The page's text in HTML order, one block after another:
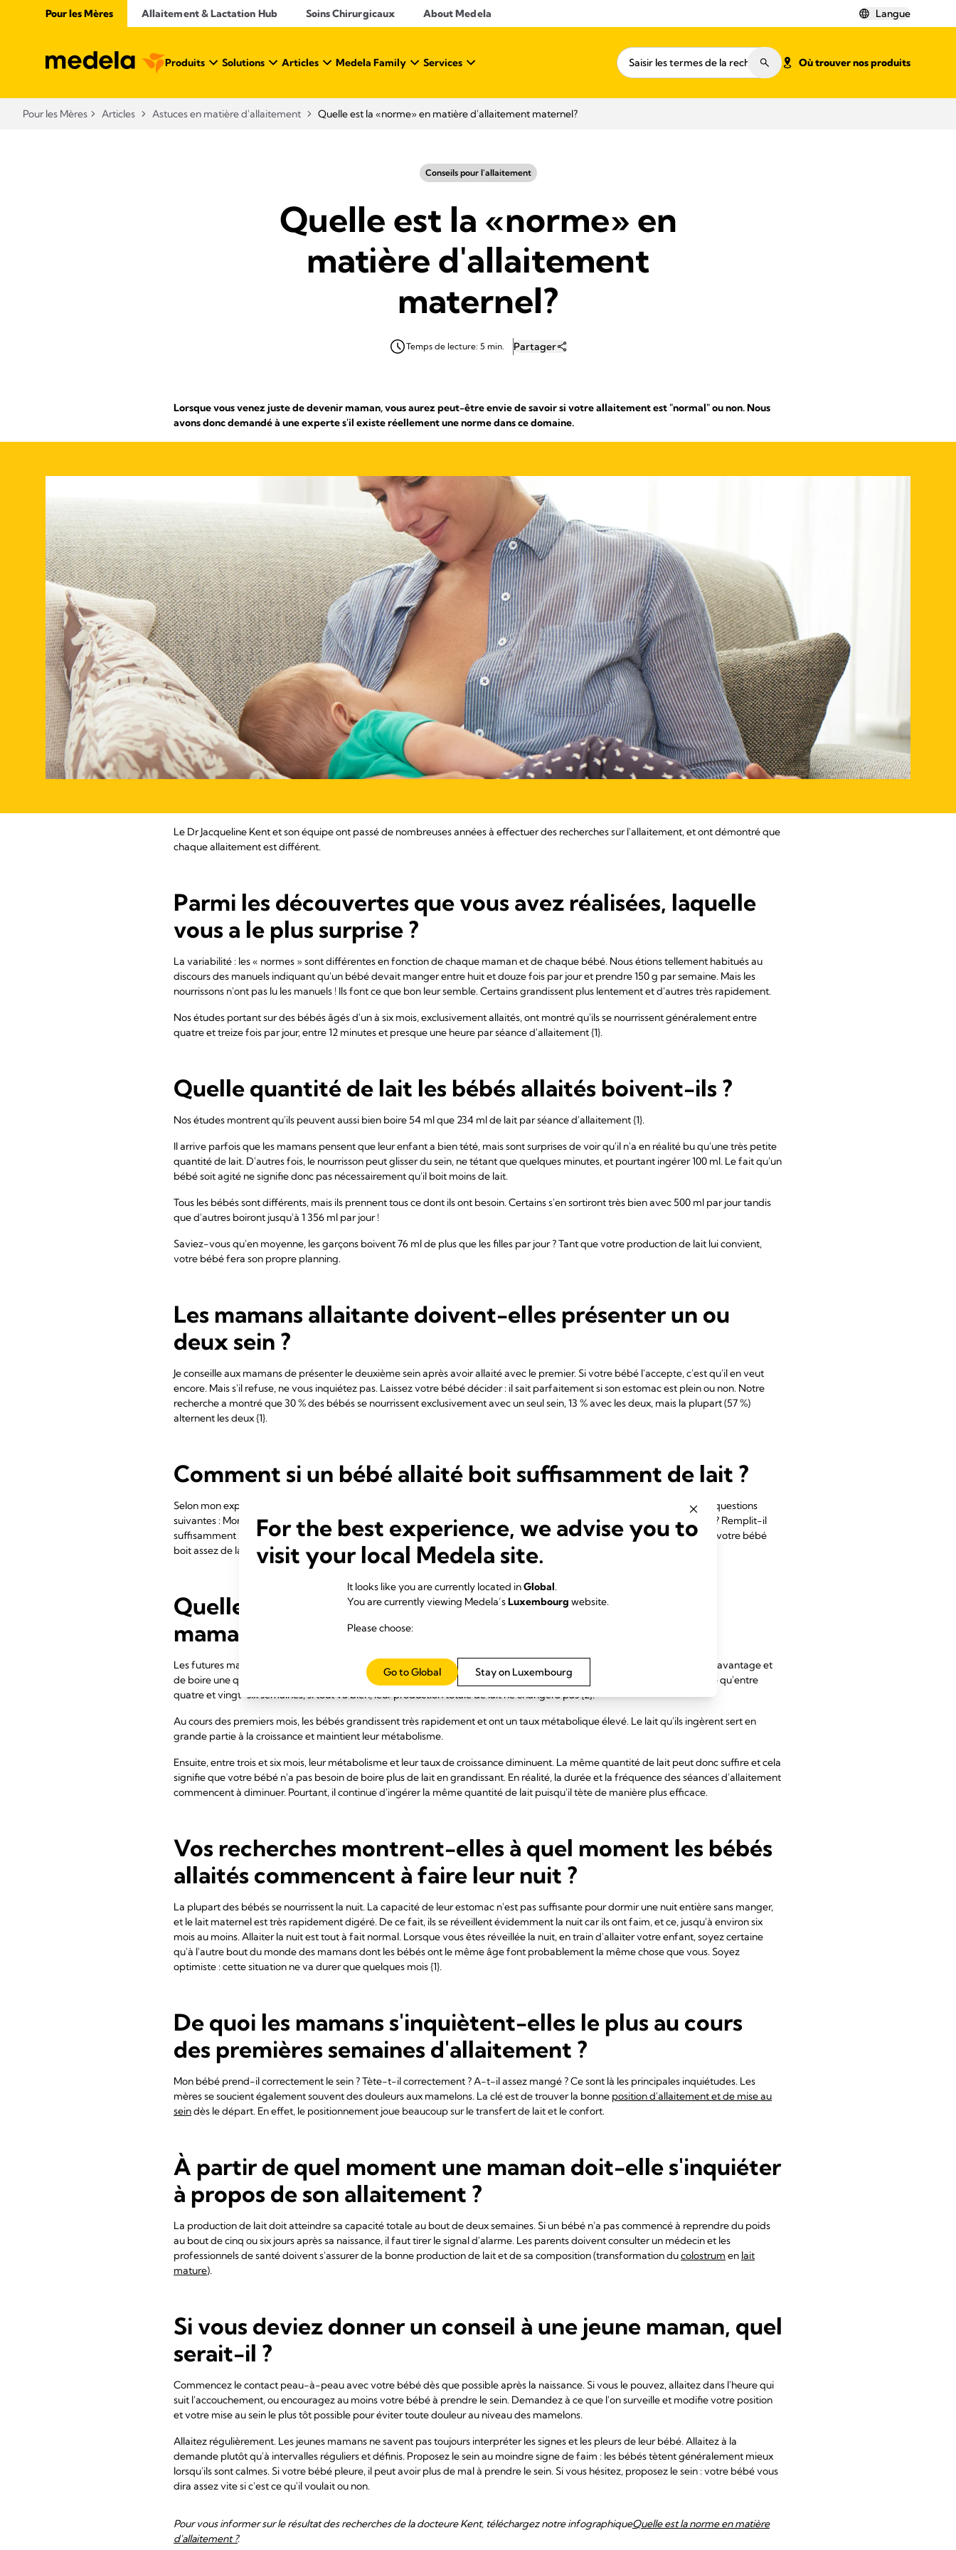
Pour les Mères Allaitement & Lactation Hub​ Soins Chirurgicaux About Medela Langue
Produits Solutions Articles Medela Family Services Où trouver nos produits
Pour les Mères Articles Astuces en matière d'allaitement Quelle est la «norme» en matière d'allaitement maternel?
Conseils pour l'allaitement
Quelle est la «norme» en
matière d'allaitement
maternel?
Temps de lecture: 5 min. Partager
Lorsque vous venez juste de devenir maman, vous aurez peut-être envie de savoir si votre allaitement est "normal" ou non. Nous
avons donc demandé à une experte s'il existe réellement une norme dans ce domaine.
Le Dr Jacqueline Kent et son équipe ont passé de nombreuses années à effectuer des recherches sur l'allaitement, et ont démontré que
chaque allaitement est différent.
Parmi les découvertes que vous avez réalisées, laquelle
vous a le plus surprise ?
La variabilité : les « normes » sont différentes en fonction de chaque maman et de chaque bébé. Nous étions tellement habitués au
discours des manuels indiquant qu'un bébé devait manger entre huit et douze fois par jour et prendre 150 g par semaine. Mais les
nourrissons n'ont pas lu les manuels ! Ils font ce que bon leur semble. Certains grandissent plus lentement et d'autres très rapidement.
Nos études portant sur des bébés âgés d'un à six mois, exclusivement allaités, ont montré qu'ils se nourrissent généralement entre
quatre et treize fois par jour, entre 12 minutes et presque une heure par séance d'allaitement {1}.
Quelle quantité de lait les bébés allaités boivent-ils ?
Nos études montrent qu'ils peuvent aussi bien boire 54 ml que 234 ml de lait par séance d'allaitement {1}.
Il arrive parfois que les mamans pensent que leur enfant a bien tété, mais sont surprises de voir qu'il n'a en réalité bu qu'une très petite
quantité de lait. D'autres fois, le nourrisson peut glisser du sein, ne tétant que quelques minutes, et pourtant ingérer 100 ml. Le fait qu'un
bébé soit agité ne signifie donc pas nécessairement qu'il boit moins de lait.
Tous les bébés sont différents, mais ils prennent tous ce dont ils ont besoin. Certains s'en sortiront très bien avec 500 ml par jour tandis
que d'autres boiront jusqu'à 1 356 ml par jour !
Saviez-vous qu'en moyenne, les garçons boivent 76 ml de plus que les filles par jour ? Tant que votre production de lait lui convient,
votre bébé fera son propre planning.
Les mamans allaitante doivent-elles présenter un ou
deux sein ?
Je conseille aux mamans de présenter le deuxième sein après avoir allaité avec le premier. Si votre bébé l'accepte, c'est qu'il en veut
encore. Mais s'il refuse, ne vous inquiétez pas. Laissez votre bébé décider : il sait parfaitement si son estomac est plein ou non. Notre
recherche a montré que 30 % des bébés se nourrissent exclusivement avec un seul sein, 13 % avec les deux, mais la plupart (57 %)
alternent les deux {1}.
Comment si un bébé allaité boit suffisamment de lait ?
Selon mon expérience, les mamans culpabilisent et s'inquiètent souvent de ne pas produire assez de lait. Posez-vous les questions
suivantes : Mon bébé est-il en train de grandir et de prendre du poids ? Mon bébé est-il alerte ? A-t-il de belles couleurs ? Remplit-il
suffisamment ses
couches d'urine et de selles? Si vous répondez par l'affirmative à toutes ces questions, soyez rassurée : votre bébé
boit assez de lait, qu'il tète longtemps ou non.
Quelle est la principale idée reçue que les futures
mamans ont à propos de l'allaitement ?
Les futures mamans ont tendance à penser qu'au fur et à mesure de la croissance de leur bébé, il a besoin de se nourrir davantage et
de boire une quantité de lait plus importante toutes les 24 heures. Elles sont souvent très surprises lorsque je leur explique qu'entre
quatre et vingt-six semaines, si tout va bien, leur production totale de lait ne changera pas {2}.
Au cours des premiers mois, les bébés grandissent très rapidement et ont un taux métabolique élevé. Le lait qu'ils ingèrent sert en
grande partie à la croissance et maintient leur métabolisme.
Ensuite, entre trois et six mois, leur métabolisme et leur taux de croissance diminuent. La même quantité de lait peut donc suffire et cela
signifie que votre bébé n'a pas besoin de boire plus de lait en grandissant. En réalité, la durée et la fréquence des séances d'allaitement
commencent à diminuer. Pourtant, il continue d'ingérer la même quantité de lait puisqu'il tète de manière plus efficace.
Vos recherches montrent-elles à quel moment les bébés
allaités commencent à faire leur nuit ?
La plupart des bébés se nourrissent la nuit. La capacité de leur estomac n'est pas suffisante pour dormir une nuit entière sans manger,
et le lait maternel est très rapidement digéré. De ce fait, ils se réveillent évidemment la nuit car ils ont faim, et ce, jusqu'à environ six
mois au moins. Allaiter la nuit est tout à fait normal. Lorsque vous êtes réveillée la nuit, en train d'allaiter votre enfant, soyez certaine
qu'à l'autre bout du monde des mamans dont les bébés ont le même âge font probablement la même chose que vous. Soyez
optimiste : cette situation ne va durer que quelques mois {1}.
De quoi les mamans s'inquiètent-elles le plus au cours
des premières semaines d'allaitement ?
Mon bébé prend-il correctement le sein ? Tète-t-il correctement ? A-t-il assez mangé ? Ce sont là les principales inquiétudes. Les
mères se soucient également souvent des douleurs aux mamelons. La clé est de trouver la bonne position d'allaitement et de mise au
seindès le départ. En effet, le positionnement joue beaucoup sur le transfert de lait et le confort.
À partir de quel moment une maman doit-elle s'inquiéter
à propos de son allaitement ?
La production de lait doit atteindre sa capacité totale au bout de deux semaines. Si un bébé n'a pas commencé à reprendre du poids
au bout de cinq ou six jours après sa naissance, il faut tirer le signal d'alarme. Les parents doivent consulter un médecin et les
professionnels de santé doivent s'assurer de la bonne production de lait et de sa composition (transformation ducolostrum en lait
mature).
Si vous deviez donner un conseil à une jeune maman, quel
serait-il ?
Commencez le contact peau-à-peau avec votre bébé dès que possible après la naissance. Si vous le pouvez, allaitez dans l'heure qui
suit l'accouchement, ou encouragez au moins votre bébé à prendre le sein. Demandez à ce que l'on surveille et modifie votre position
et votre mise au sein le plus tôt possible pour éviter toute douleur au niveau des mamelons.
Allaitez régulièrement. Les jeunes mamans ne savent pas toujours interpréter les signes et les pleurs de leur bébé. Allaitez à la
demande plutôt qu'à intervalles réguliers et définis. Proposez le sein au moindre signe de faim : les bébés tètent généralement mieux
lorsqu'ils sont calmes. Si votre bébé pleure, il peut avoir plus de mal à prendre le sein. Si vous hésitez, proposez le sein : votre bébé vous
dira assez vite si c'est ce qu'il voulait ou non.
Pour vous informer sur le résultat des recherches de la docteure Kent, téléchargez notre infographiqueQuelle est la norme en matière
d'allaitement ?.
For the best experience, we advise you to
visit your local Medela site.
It looks like you are currently located inGlobal.
You are currently viewing Medela’sLuxembourg website.
Please choose:
Stay on Luxembourg
Go to Global